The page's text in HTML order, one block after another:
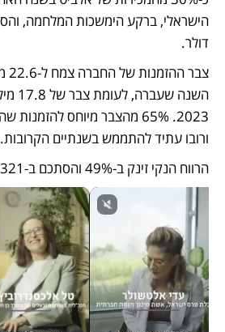
דולר.
ורובו עתיד להתממש בשנתיים הקרובות.
הרווח הנקי זינק ב-49% והסתכם ב-321 מיליון דולר.